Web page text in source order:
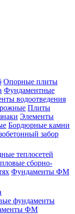
Опорные плиты
Фундаментные
водоотведения
Плиты
Элементы
Бордюрные камни
забор
теплосетей
сборно-
Фундаменты ФМ
фундаменты
ФМ